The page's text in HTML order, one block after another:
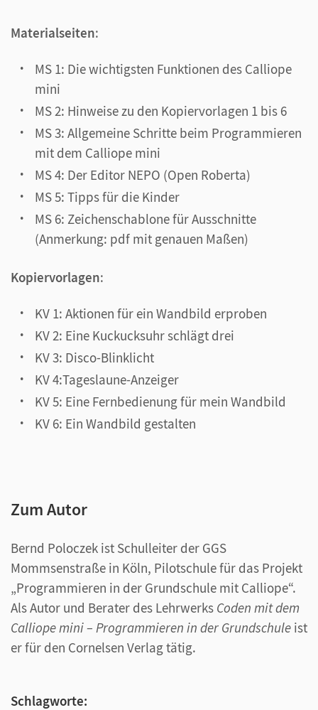
Materialseiten:
MS 1: Die wichtigsten Funktionen des Calliope
mini
MS 2: Hinweise zu den Kopiervorlagen 1 bis 6
MS 3: Allgemeine Schritte beim Programmieren
mit dem Calliope mini
MS 4: Der Editor NEPO (Open Roberta)
MS 5: Tipps für die Kinder
MS 6: Zeichenschablone für Ausschnitte
(Anmerkung: pdf mit genauen Maßen)
Kopiervorlagen:
KV 1: Aktionen für ein Wandbild erproben
KV 2: Eine Kuckucksuhr schlägt drei
KV 3: Disco-Blinklicht
KV 4:Tageslaune-Anzeiger
KV 5: Eine Fernbedienung für mein Wandbild
KV 6: Ein Wandbild gestalten
Zum Autor
Bernd Poloczek ist Schulleiter der GGS
Mommsenstraße in Köln, Pilotschule für das Projekt
„Programmieren in der Grundschule mit Calliope“.
Als Autor und Berater des Lehrwerks Coden mit dem
Calliope mini – Programmieren in der Grundschule ist
er für den Cornelsen Verlag tätig.
Schlagworte: